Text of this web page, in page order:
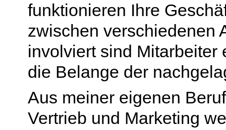
funktionieren Ihre
zwischen verschiedenen
involviert sind Mitarbeiter
die Belange der
Aus meiner eigenen
Vertrieb und Marketing